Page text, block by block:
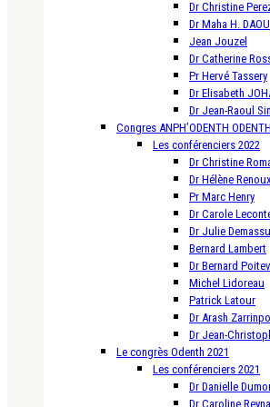
Dr Christine
Dr Maha H. DAOU
Jean Jouzel
Dr Catherine
Pr Hervé Tassery
Dr Elisabeth
Dr Jean-Raoul
Congres ANPH’ODENTH
Les conférenciers 2022
Dr Christine
Dr Hélène Renoux
Pr Marc Henry
Dr Carole
Dr Julie
Bernard Lambert
Dr Bernard
Michel Lidoreau
Patrick Latour
Dr Arash
Dr Jean-
Le congrès Odenth 2021
Les conférenciers 2021
Dr Danielle
Dr Caroline